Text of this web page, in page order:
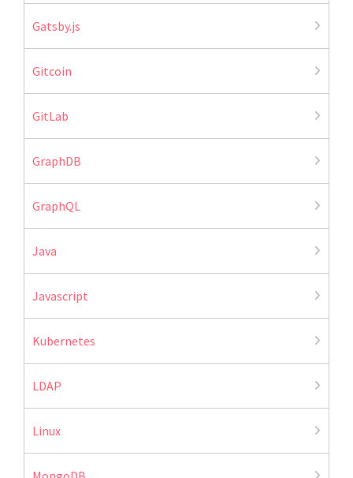
Gatsby.js
Gitcoin
GitLab
GraphDB
GraphQL
Java
Javascript
Kubernetes
LDAP
Linux